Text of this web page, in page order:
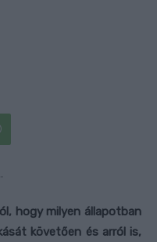
hogy milyen állapotban
követően és arról is,